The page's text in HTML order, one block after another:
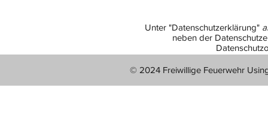
Unter "Datenschutzerklärung"
neben der
© 2024 Freiwillige Feuerwehr